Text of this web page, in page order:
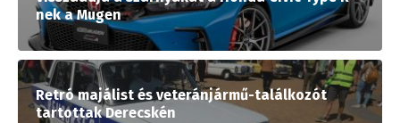
nek a Mugen
Retró majálist és veteránjármű-találkozót
tartottak Derecskén